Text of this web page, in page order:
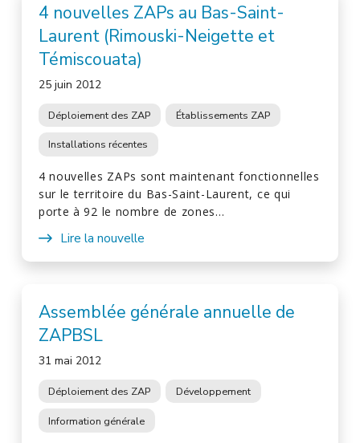
4 nouvelles ZAPs au Bas-Saint-
Laurent (Rimouski-Neigette et
Témiscouata)
25 juin 2012
Déploiement des ZAP Établissements ZAP
Installations récentes
4 nouvelles ZAPs sont maintenant fonctionnelles
sur le territoire du Bas-Saint-Laurent, ce qui
porte à 92 le nombre de zones…
Lire la nouvelle
Assemblée générale annuelle de
ZAPBSL
31 mai 2012
Déploiement des ZAP Développement
Information générale